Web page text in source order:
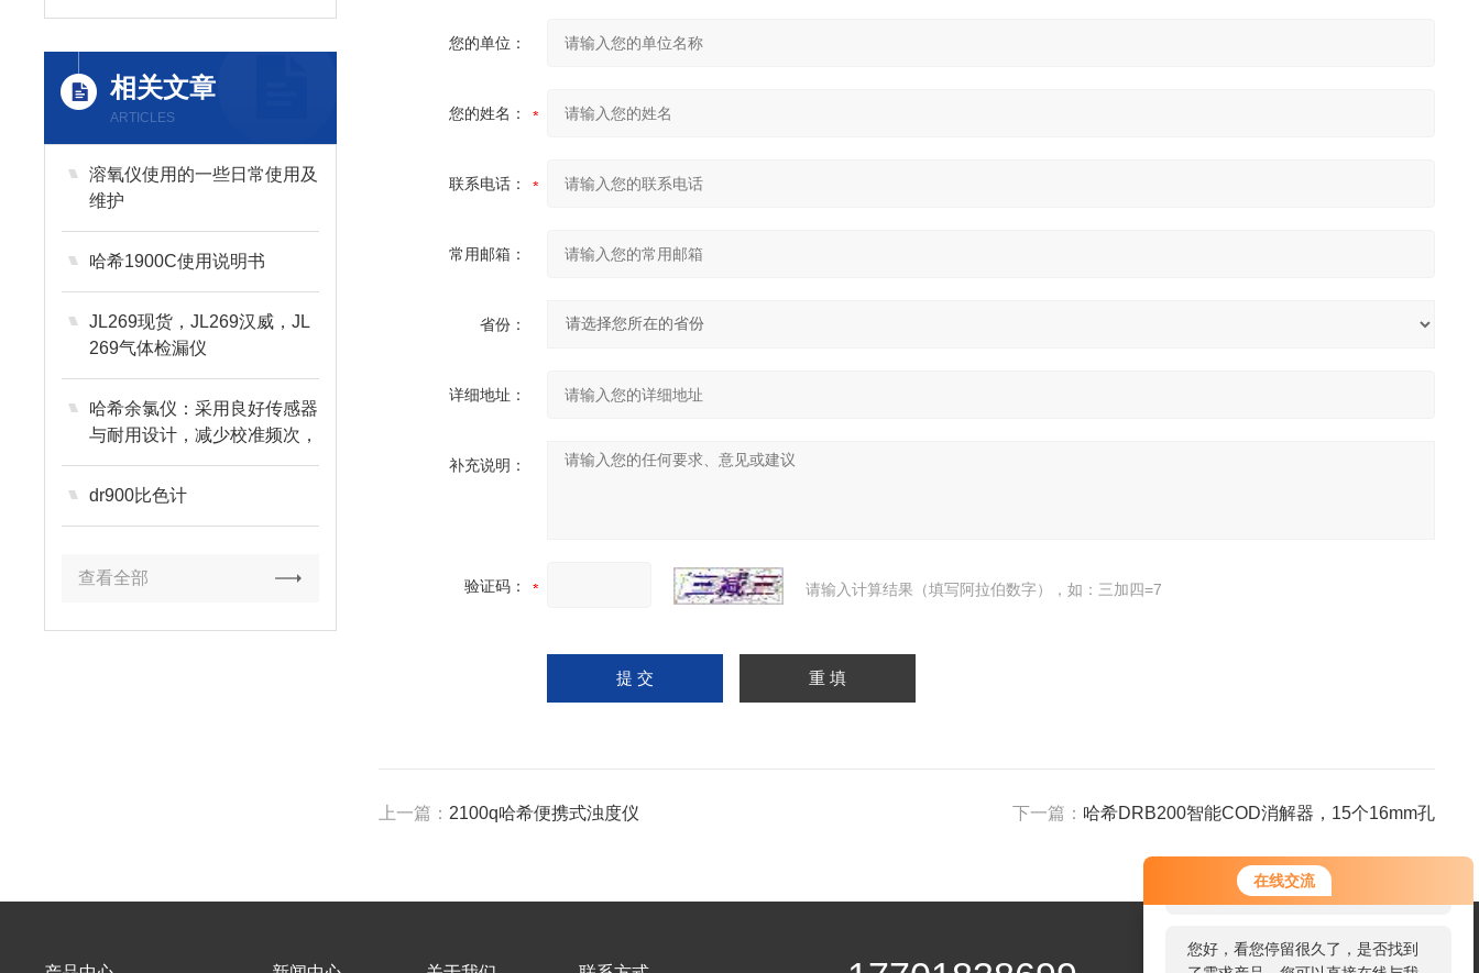
在线交流
您好！欢迎前来咨询，很高兴为您
服务，请问您要咨询什么问题呢？
您好，看您停留很久了，是否找到
相关文章
ARTICLES
溶氧仪使用的一些日常使用及
维护
哈希1900C使用说明书
JL269现货，JL269汉威，JL
269气体检漏仪
哈希余氯仪：采用良好传感器
与耐用设计，减少校准频次，
降低水质监测运维成本
dr900比色计
查看全部
您的单位：
您的姓名：
联系电话：
常用邮箱：
省份：
详细地址：
补充说明：
验证码： 请输入计算结果（填写阿拉伯数字），如：三加四=7
上一篇： 2100q哈希便携式浊度仪 下一篇： 哈希DRB200智能COD消解器，15个16mm孔